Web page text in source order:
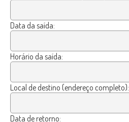
Data da saída:
Horário da saída:
Local de destino (endereço completo):
Data de retorno: